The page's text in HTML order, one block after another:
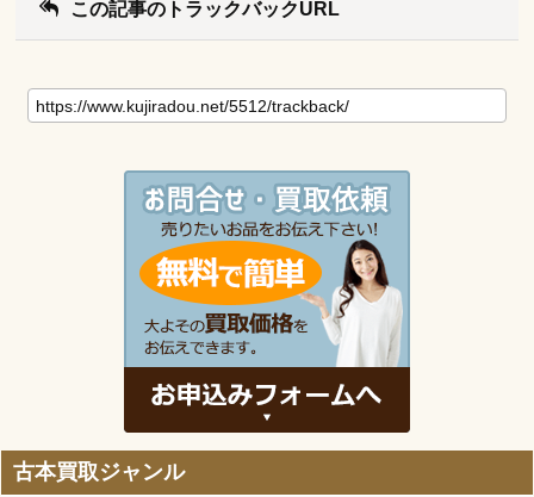
この記事のトラックバックURL
古本買取ジャンル